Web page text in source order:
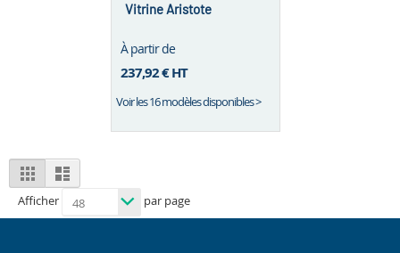
Vitrine Aristote
À partir de
237,92 €HT
Voir les 16 modèles disponibles >
View
as
Grid List
Afficher par page